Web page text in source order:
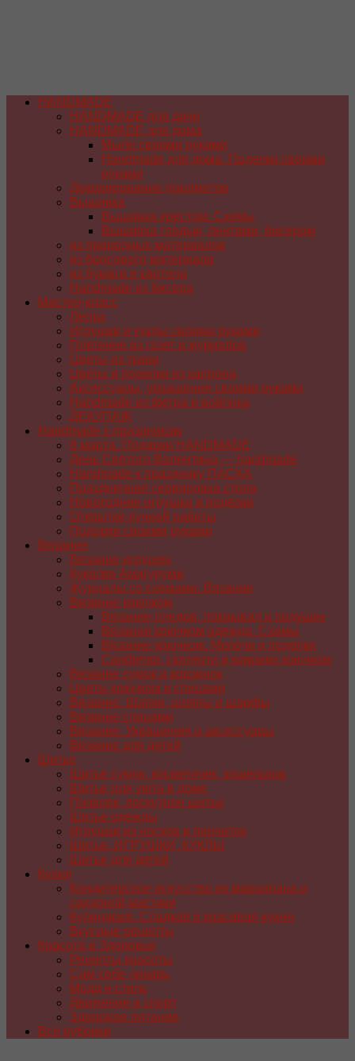
HANDMADE
HANDMADE для дачи
HANDMADE для дома
Мыло своими руками
Handmade для дома. Поделки своими
руками
Декорирование предметов
Вышивка
Вышивка крестом. Схемы
Вышивка гладью, лентами, бисером
из природных материалов
из бросового материала
из бумаги и картона
Handmade из бисера
Мастер-класс
Лепка
Игрушки и куклы своими руками
Плетение из газет и журналов
Цветы из ткани
Цветы и поделки из капрона
Аксессуары, украшения своими руками
Handmade из фетра и войлока
ДЕКУПАЖ
Handmade к праздникам
8 марта. Подарки HANDMADE
День Святого Валентина — handmade
Handmade к празднику ПАСХA
Праздничная сервировка стола
Новогодние игрушки и поделки
Открытки ручной работы
Подарки своими руками
Вязание
Вязание игрушек
Куколки Амигуруми
Журналы со схемами. Вязание
Вязание крючком
Вязание пледов, покрывал и подушек
Вязаная крючком одежда. Схемы
Вязание крючком. Мелочи и поделки
Салфетки, скатерти и коврики крючком
Вязание сумок и корзинок
Цветы крючком и спицами
Вязание. Шапки, шляпы и шарфы
Вязание спицами
Вязание. Украшения и аксессуары
Вязание для детей
Шитье
Шитье сумок, косметичек, кошельков
Шитье для уюта в доме
Пэчворк, лоскутное шитье
Шитье одежды
Игрушки из носков и перчаток
Шитье. ИГРУШКИ, КУКЛЫ
Шитье для детей
Кухня
Кондитерское искусство из марципана и
сахарной мастики
Кулинария. Сладкая и красивая кухня
Вкусные рецепты
Красота и Здоровье
Рецепты красоты
Сам себе лекарь
Мода и стиль
Движение и спорт
Здоровое питание
Все рубрики